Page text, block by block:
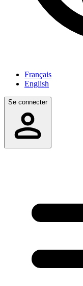
Français
English
Se connecter